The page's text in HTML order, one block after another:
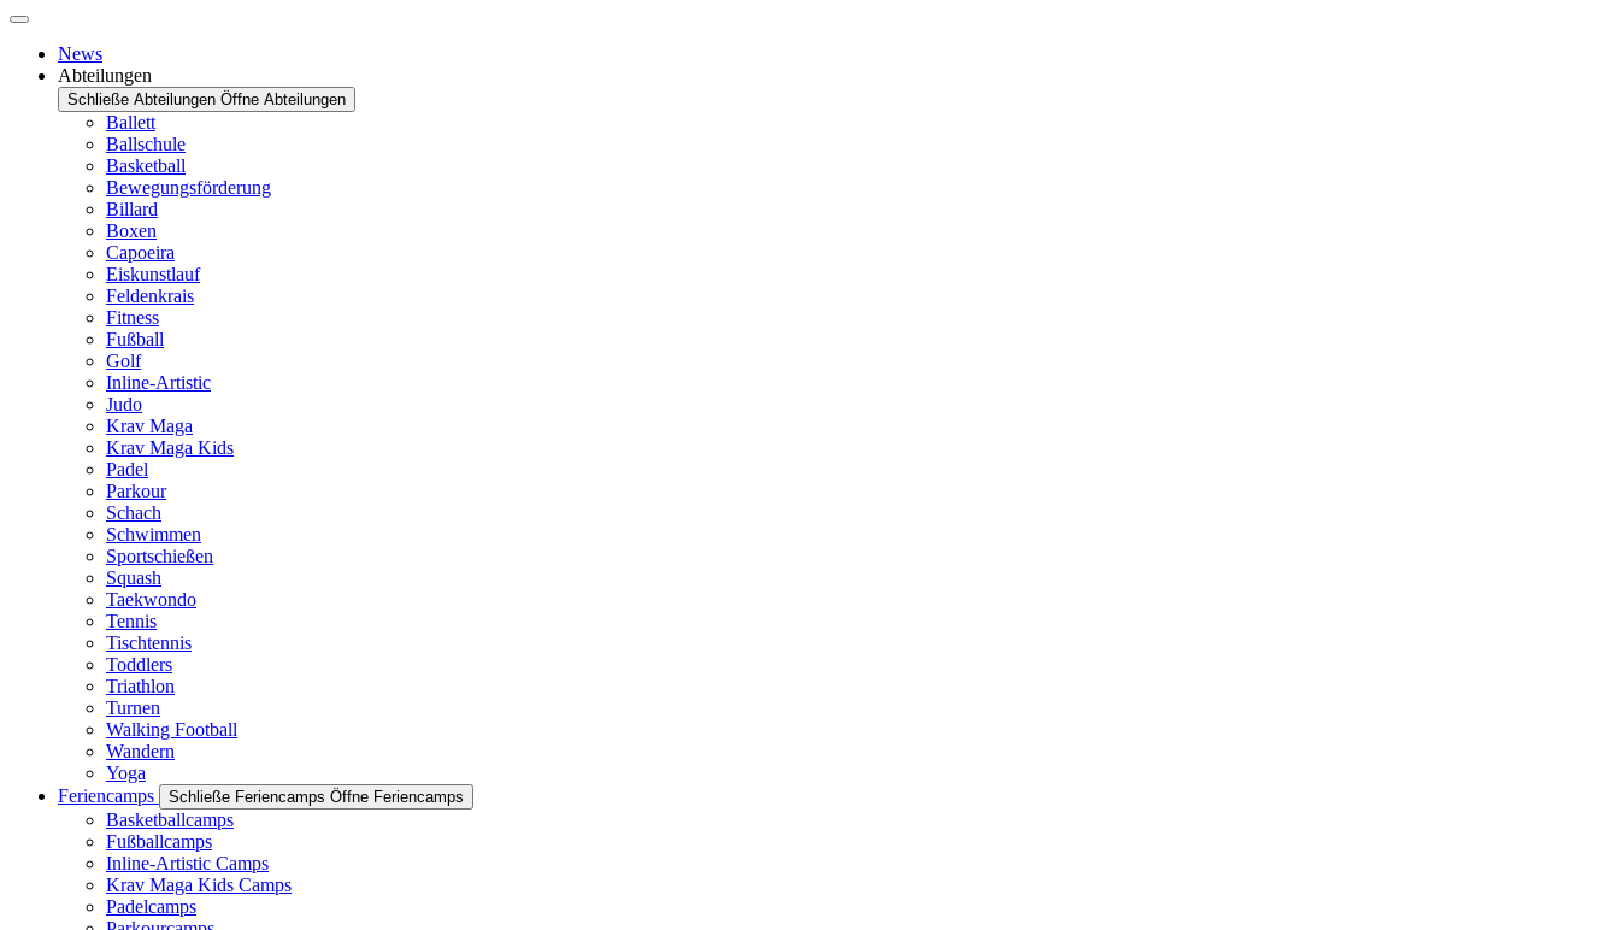
News
Abteilungen
Schließe Abteilungen Öffne Abteilungen
Ballett
Ballschule
Basketball
Bewegungsförderung
Billard
Boxen
Capoeira
Eiskunstlauf
Feldenkrais
Fitness
Fußball
Golf
Inline-Artistic
Judo
Krav Maga
Krav Maga Kids
Padel
Parkour
Schach
Schwimmen
Sportschießen
Squash
Taekwondo
Tennis
Tischtennis
Toddlers
Triathlon
Turnen
Walking Football
Wandern
Yoga
Feriencamps
Schließe Feriencamps Öffne Feriencamps
Basketballcamps
Fußballcamps
Inline-Artistic Camps
Krav Maga Kids Camps
Padelcamps